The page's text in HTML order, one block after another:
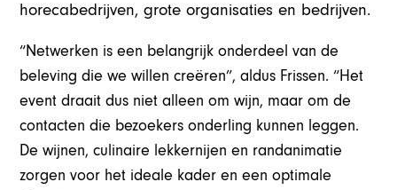
horecabedrijven, grote organisaties en bedrijven.
“Netwerken is een belangrijk onderdeel van de
beleving die we willen creëren”, aldus Frissen. “Het
event draait dus niet alleen om wijn, maar om de
contacten die bezoekers onderling kunnen leggen.
De wijnen, culinaire lekkernijen en randanimatie
zorgen voor het ideale kader en een optimale